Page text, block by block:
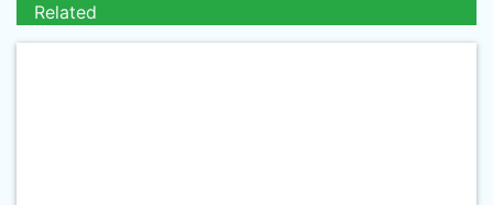
Related